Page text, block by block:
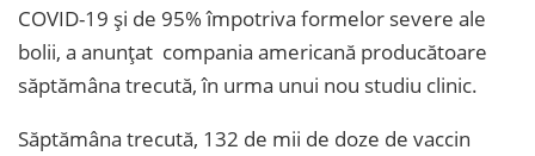
COVID-19 şi de 95% împotriva formelor severe ale
bolii, a anunţat compania americană producătoare
săptămâna trecută, în urma unui nou studiu clinic.
Săptămâna trecută, 132 de mii de doze de vaccin